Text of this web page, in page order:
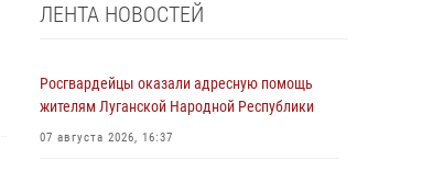
ЛЕНТА НОВОСТЕЙ
Росгвардейцы оказали адресную помощь
жителям Луганской Народной Республики
07 августа 2026, 16:37